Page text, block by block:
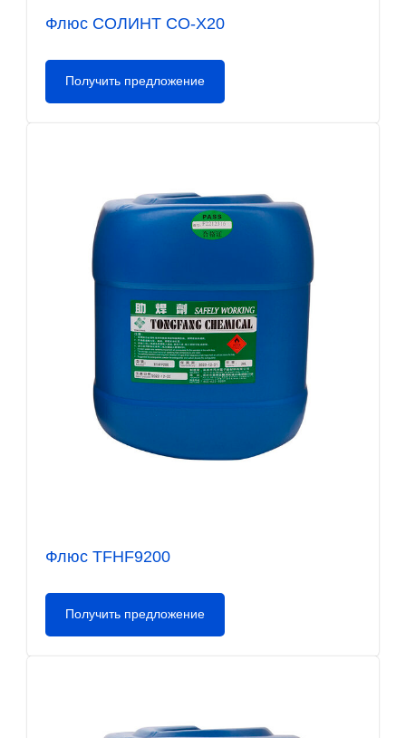
Флюс СОЛИНТ СО-Х20
Получить предложение
Флюс TFHF9200
Получить предложение